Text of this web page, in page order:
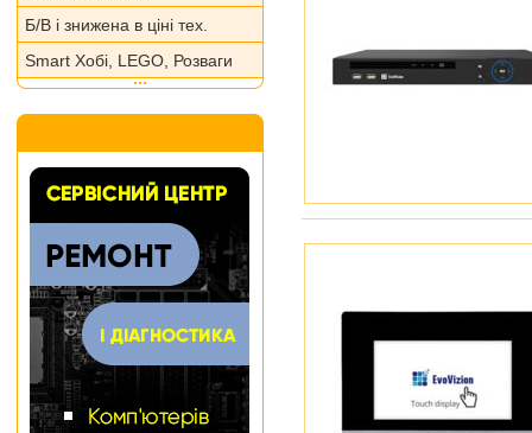
Б/В і знижена в ціні тех.
Smart Хобі, LEGO, Розваги